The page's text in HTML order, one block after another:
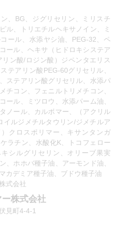
、BG、ジグリセリン、ミリスチ
ル、トリエチルヘキサノイン、ミ
ール、水添ヤシ油、PEG-32、ペ
ール、ヘキサ（ヒドロキシステア
リン酸/ロジン酸）ジペンタエリス
テアリン酸PEG-60グリセリル、
ステアリン酸グリセリル、水添パ
チコン、フェニルトリメチコン、
ール、ミツロウ、水添パーム油、
ノール、カルボマー、（アクリル
イルジメチルタウリン/ジメチルア
）クロスポリマー、キサンタンガ
ラチン、水酸化K、トコフェロー
シルグリセリン、オリーブ果実
、ホホバ種子油、アーモンド油、
カデミア種子油、ブドウ種子油
式会社
ー株式会社
見町4-4-1